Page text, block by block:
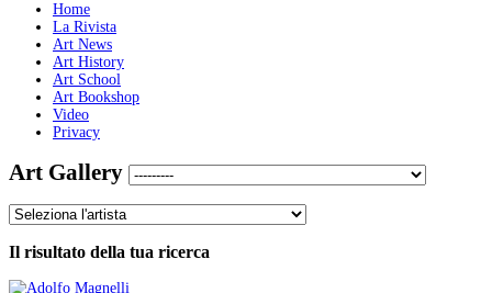
Home
La Rivista
Art News
Art History
Art School
Art Bookshop
Video
Privacy
Art Gallery
Il risultato della tua ricerca